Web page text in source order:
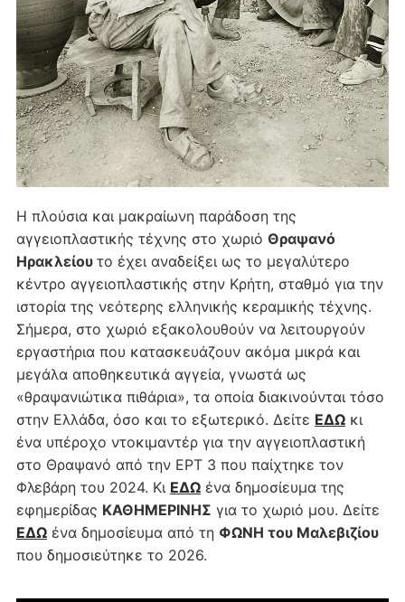
Η πλούσια και μακραίωνη παράδοση της
αγγειοπλαστικής τέχνης στο χωριό Θραψανό
Ηρακλείου το έχει αναδείξει ως το μεγαλύτερο
κέντρο αγγειοπλαστικής στην Κρήτη, σταθμό για την
ιστορία της νεότερης ελληνικής κεραμικής τέχνης.
Σήμερα, στο χωριό εξακολουθούν να λειτουργούν
εργαστήρια που κατασκευάζουν ακόμα μικρά και
μεγάλα αποθηκευτικά αγγεία, γνωστά ως
«θραψανιώτικα πιθάρια», τα οποία διακινούνται τόσο
στην Ελλάδα, όσο και το εξωτερικό. Δείτε ΕΔΩκι
ένα υπέροχο ντοκιμαντέρ για την αγγειοπλαστική
στο Θραψανό από την ΕΡΤ 3 που παίχτηκε τον
Φλεβάρη του 2024. Κι ΕΔΩένα δημοσίευμα της
εφημερίδας ΚΑΘΗΜΕΡΙΝΗΣ για το χωριό μου. Δείτε
ΕΔΩένα δημοσίευμα από τη ΦΩΝΗ του Μαλεβιζίου
που δημοσιεύτηκε το 2026.